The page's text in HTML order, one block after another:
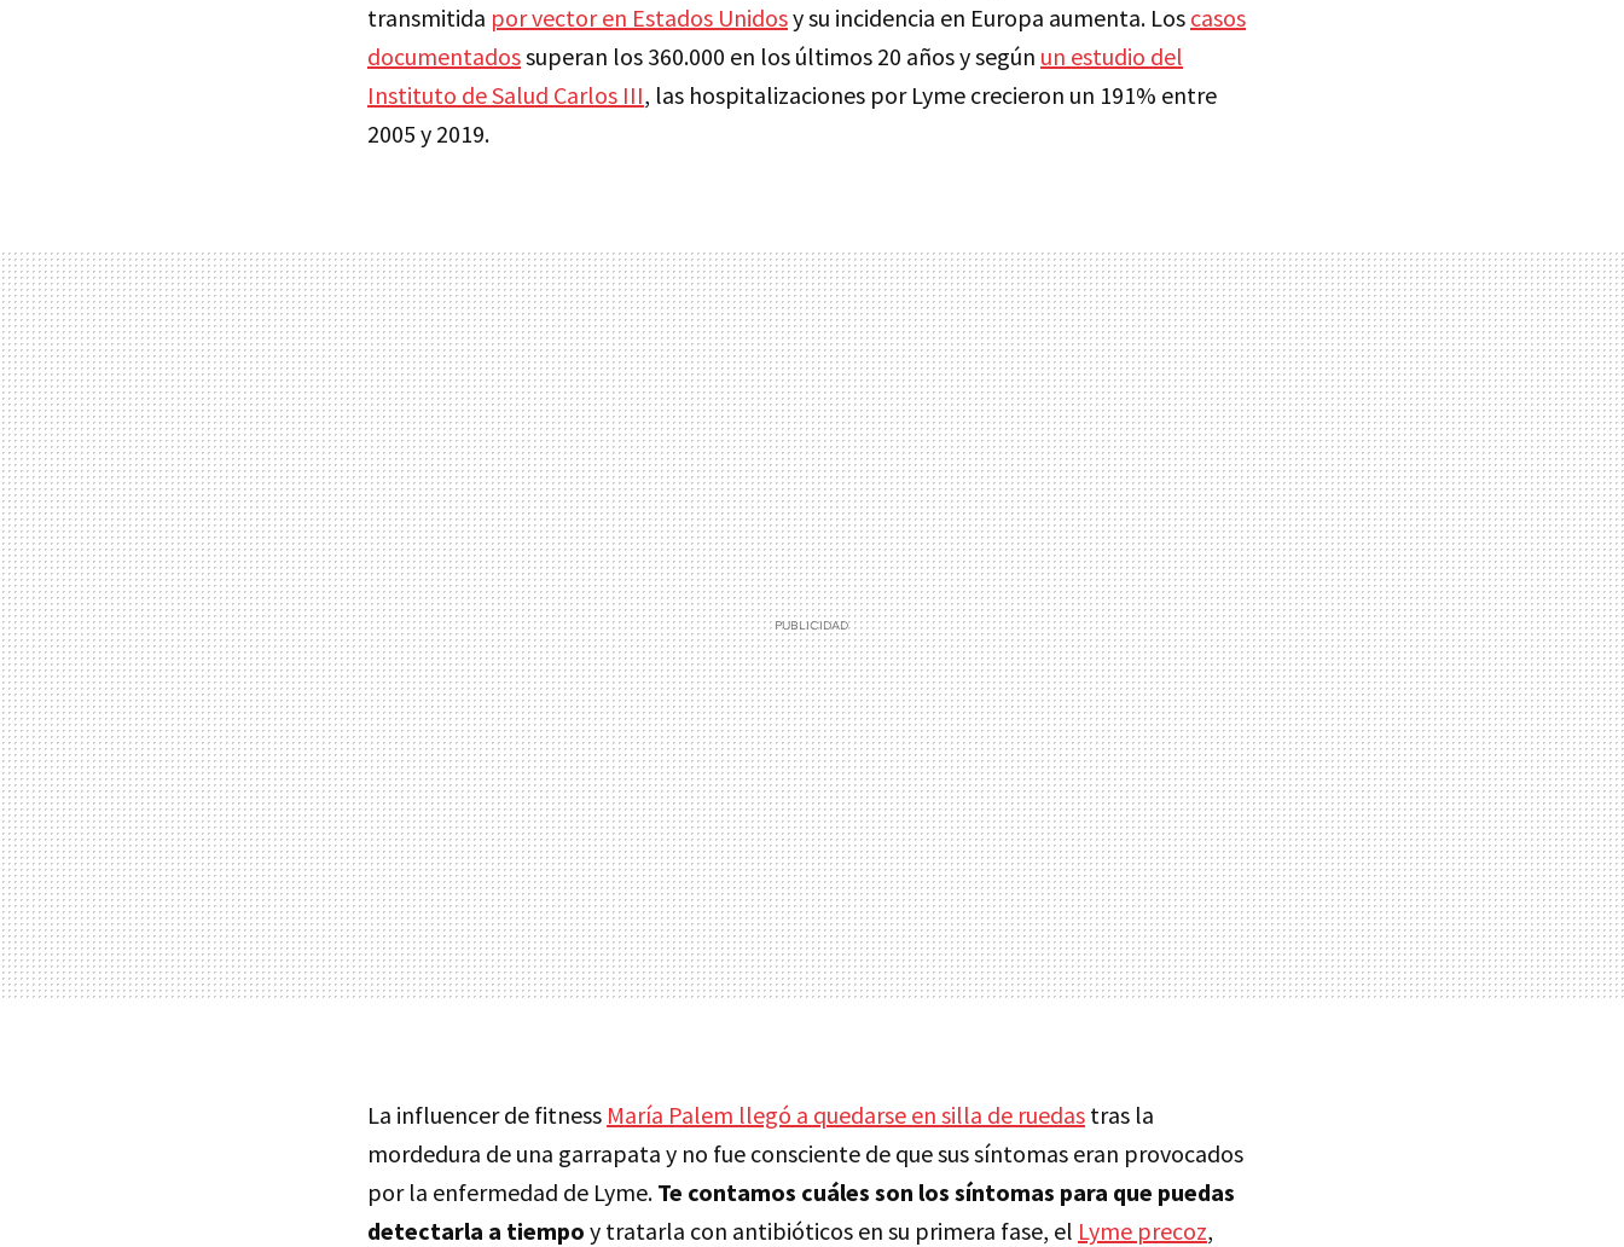
transmitida por vector en Estados Unidosy su incidencia en Europa aumenta. Los casos
documentadossuperan los 360.000 en los últimos 20 años y según un estudio del
Instituto de Salud Carlos III, las hospitalizaciones por Lyme crecieron un 191% entre
2005 y 2019.
La influencer de fitness María Palem llegó a quedarse en silla de ruedas tras la
mordedura de una garrapata y no fue consciente de que sus síntomas eran provocados
por la enfermedad de Lyme. Te contamos cuáles son los síntomas para que puedas
detectarla a tiempo y tratarla con antibióticos en su primera fase, el Lyme precoz,